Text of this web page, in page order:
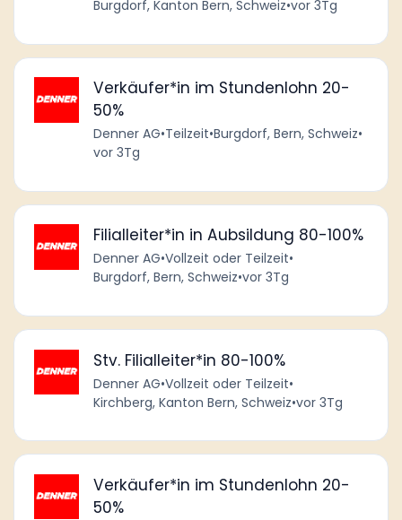
Burgdorf, Kanton Bern, Schweiz•vor 3Tg
Verkäufer*in im Stundenlohn 20-
50%
Denner AG•Teilzeit•Burgdorf, Bern, Schweiz•
vor 3Tg
Filialleiter*in in Aubsildung 80-100%
Denner AG•Vollzeit oder Teilzeit•
Burgdorf, Bern, Schweiz•vor 3Tg
Stv. Filialleiter*in 80-100%
Denner AG•Vollzeit oder Teilzeit•
Kirchberg, Kanton Bern, Schweiz•vor 3Tg
Verkäufer*in im Stundenlohn 20-
50%